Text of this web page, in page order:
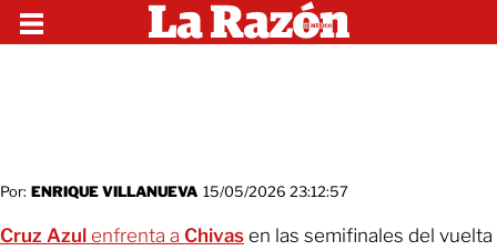
Por: ENRIQUE VILLANUEVA 15/05/2026 23:12:57
Cruz Azul enfrenta a Chivas en las semifinales del vuelta